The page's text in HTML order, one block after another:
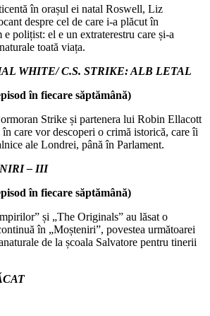
în orașul ei natal Roswell, Liz
despre cel de care i-a plăcut în
e polițist: el e un extraterestru care și-a
toată viața.
WHITE/ C.S. STRIKE: ALB LETAL
în fiecare săptămână)
Strike și partenera lui Robin Ellacott
care vor descoperi o crimă istorică, care îi
ale Londrei, până în Parlament.
– III
în fiecare săptămână)
și „The Originals” au lăsat o
în „Moșteniri”, povestea următoarei
de la școala Salvatore pentru tinerii